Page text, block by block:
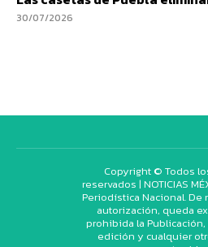
30/07/2026
Copyright © Todos
reservados | NOTICIAS
Periodística Nacional. De
autorización, queda
prohibida la
edición y cualquier